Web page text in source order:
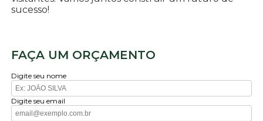
sucesso!
FAÇA UM ORÇAMENTO
Digite seu nome
Digite seu email